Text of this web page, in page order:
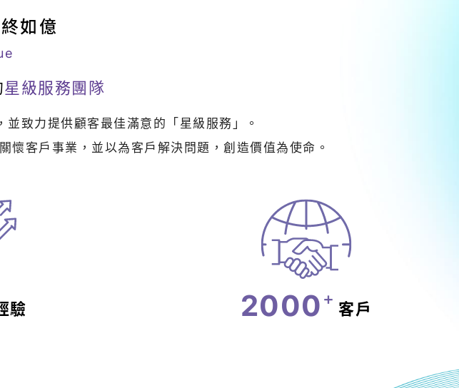
如億
星級服務團隊
致力提供顧客最佳滿意的「星級服務」。
客戶事業，並以為客戶解決問題，創造價值為使命。
驗 2000 + 客戶